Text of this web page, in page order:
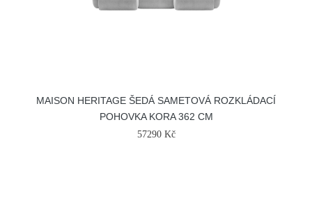
MAISON HERITAGE ŠEDÁ SAMETOVÁ ROZKLÁDACÍ
POHOVKA KORA 362 CM
57290 Kč